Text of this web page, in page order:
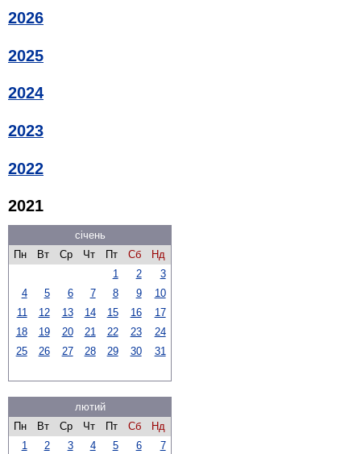
2026
2025
2024
2023
2022
2021
січень
Пн
Вт Ср Чт Пт Сб
Нд
1
2
3
4
5 6 7 8 9
10
11
12 13 14 15 16
17
18
19 20 21 22 23
24
25
26 27 28 29 30 31
лютий
Пн
Вт Ср Чт Пт Сб
Нд
1
2 3 4 5 6
7